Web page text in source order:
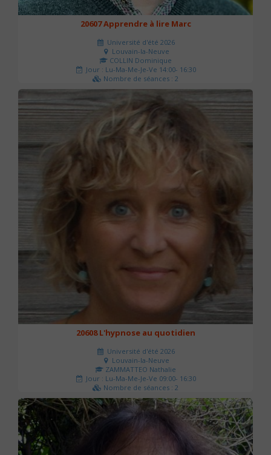
20607 Apprendre à lire Marc
Université d'été 2026
Louvain-la-Neuve
COLLIN Dominique
Jour : Lu-Ma-Me-Je-Ve 14:00- 16:30
Nombre de séances : 2
51 €
20608 L'hypnose au quotidien
Université d'été 2026
Louvain-la-Neuve
ZAMMATTEO Nathalie
Jour : Lu-Ma-Me-Je-Ve 09:00- 16:30
Nombre de séances : 2
140 €